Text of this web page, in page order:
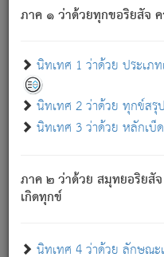
ภาค ๑ ว่าด้วยทุกขอริยสัจ
นิทเทศ 1 ว่าด้วย ประเภ
นิทเทศ 2 ว่าด้วย ทุกข์ส
นิทเทศ 3 ว่าด้วย หลักเบ็
ภาค ๒ ว่าด้วย สมุทยอริยสั
เกิดทุกข์
นิทเทศ 4 ว่าด้วย ลักษณ
ภพ ว่ามีได้เพราะวิภพ[2]: เร
ปวงนั้น ก็ยังสลัดภพออกไปไม่
ก็ทุกข์นี้มีขึ้น เพราะอาศัย
เพราะความสิ้นไปแห่งอุ
ทุกข์จึงไม่มี.
ท่านจงดูโลกนี้เถิด (จะเ
แน่นบังหนาแล้ว; และว่า สั
อันเป็นไปในที่หรือเวลาทั้งป
ประการทั้งปวง; ภพทั้งหลา
ความแปรปรวนเป็นธรรมดา.
อย่างนี้อยู่; เขาย่อมละภวตัณ